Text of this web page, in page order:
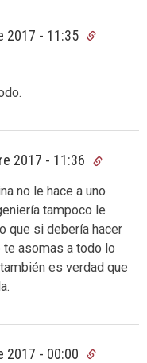
2017 - 11:35
2017 - 11:36
no le hace a uno
tampoco le
que si debería hacer
te asomas a todo lo
es verdad que
2017 - 00:00